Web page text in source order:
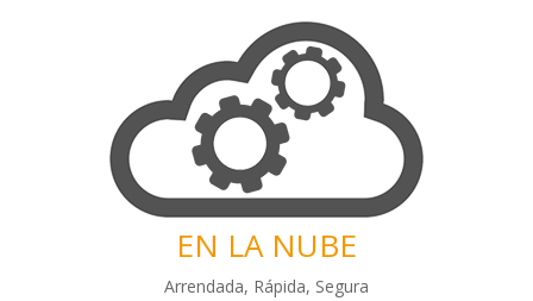
EN LA NUBE
Arrendada, Rápida, Segura